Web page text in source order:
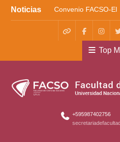
Noticias
Convenio FACSO-El
Cántaro
Kera yvoty en
Convenio FACSO –
WhatsAppFacebook
Top
+595987402756